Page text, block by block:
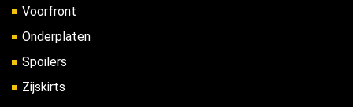
Voorfront
Onderplaten
Spoilers
Zijskirts